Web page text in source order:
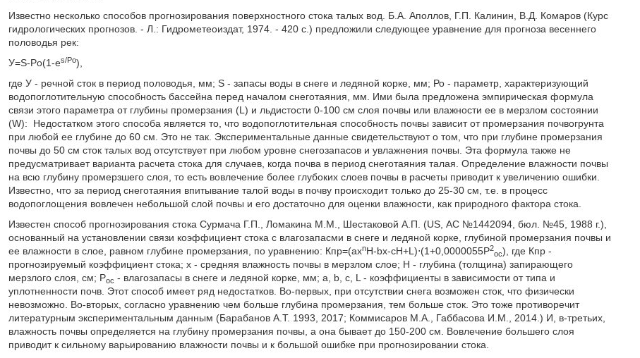
Известно несколько способов прогнозирования поверхностного стока талых вод. Б.А. Аполлов, Г.П. Калинин, В.Д. Комаров (Курс
гидрологических прогнозов. - Л.: Гидрометеоиздат, 1974. - 420 с.) предложили следующее уравнение для прогноза весеннего
половодья рек:
У=S-Po(1-es/Po),
где У - речной сток в период половодья, мм; S - запасы воды в снеге и ледяной корке, мм; Ро - параметр, характеризующий
водопоглотительную способность бассейна перед началом снеготаяния, мм. Ими была предложена эмпирическая формула
связи этого параметра от глубины промерзания (L) и льдистости 0-100 см слоя почвы или влажности ее в мерзлом состоянии
(W):
Недостатком этого способа является то, что водопоглотительная способность почвы зависит от промерзания почвогрунта
при любой ее глубине до 60 см. Это не так. Экспериментальные данные свидетельствуют о том, что при глубине промерзания
почвы до 50 см сток талых вод отсутствует при любом уровне снегозапасов и увлажнения почвы. Эта формула также не
предусматривает варианта расчета стока для случаев, когда почва в период снеготаяния талая. Определение влажности почвы
на всю глубину промерзшего слоя, то есть вовлечение более глубоких слоев почвы в расчеты приводит к увеличению ошибки.
Известно, что за период снеготаяния впитывание талой воды в почву происходит только до 25-30 см, т.е. в процесс
водопоглощения вовлечен небольшой слой почвы и его достаточно для оценки влажности, как природного фактора стока.
Известен способ прогнозирования стока Сурмача Г.П., Ломакина М.М., Шестаковой А.П. (US, АС №1442094, бюл. №45, 1988 г.),
основанный на установлении связи коэффициент стока с влагозапасми в снеге и ледяной корке, глубиной промерзания почвы и
ее влажности в слое, равном глубине промерзания, по уравнению: Кпр=(axnH-bx-cH+L)⋅(1+0,0000055P2
oc), где Кпр -
прогнозируемый коэффициент стока; х - средняя влажность почвы в мерзлом слое; Н - глубина (толщина) запирающего
мерзлого слоя, см; Рос - влагозапасы в снеге и ледяной корке, мм; а, b, с, L - коэффициенты в зависимости от типа и
уплотненности почв. Этот способ имеет ряд недостатков. Во-первых, при отсутствии снега возможен сток, что физически
невозможно. Во-вторых, согласно уравнению чем больше глубина промерзания, тем больше сток. Это тоже противоречит
литературным экспериментальным данным (Барабанов А.Т. 1993, 2017; Коммисаров М.А., Габбасова И.М., 2014.) И, в-третьих,
влажность почвы определяется на глубину промерзания почвы, а она бывает до 150-200 см. Вовлечение большего слоя
приводит к сильному варьированию влажности почвы и к большой ошибке при прогнозировании стока.